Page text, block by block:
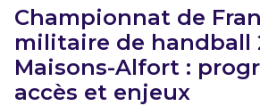
Championnat de
militaire de handball
Maisons-Alfort :
accès et enjeux